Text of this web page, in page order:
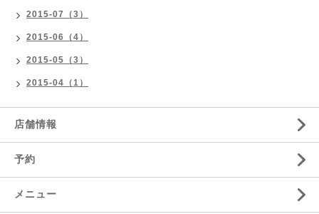
2015-07（3）
2015-06（4）
2015-05（3）
2015-04（1）
店舗情報
予約
メニュー